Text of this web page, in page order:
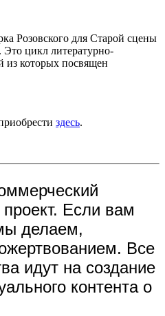
Розовского для Старой сцены
Это цикл литературно-
из которых посвящен
здесь.
проект. Если вам
делаем,
Все
идут на создание
контента о